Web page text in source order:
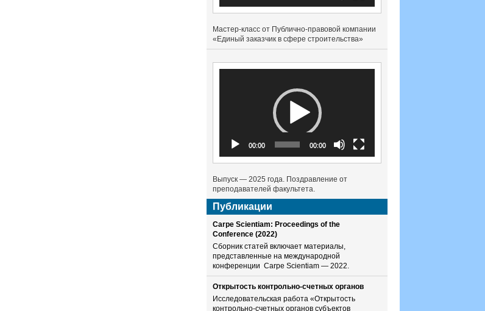
Мастер-класс от Публично-правовой компании
«Единый заказчик в сфере строительства»
00:00 00:00
Выпуск — 2025 года. Поздравление от
преподавателей факультета.
Публикации
Carpe Scientiam: Proceedings of the
Conference (2022)
Сборник статей включает материалы,
представленные на международной
конференции Carpe Scientiam — 2022.
Открытость контрольно-счетных органов
Исследовательская работа «Открытость
контрольно-счетных органов субъектов